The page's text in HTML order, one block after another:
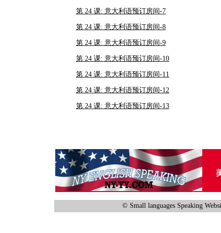
第 24 课: 意大利语预订房间-7
第 24 课: 意大利语预订房间-8
第 24 课: 意大利语预订房间-9
第 24 课: 意大利语预订房间-10
第 24 课: 意大利语预订房间-11
第 24 课: 意大利语预订房间-12
第 24 课: 意大利语预订房间-13
© Small languages Speaking